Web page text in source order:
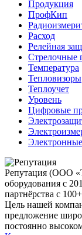
Продукция
ПрофКип
Расход
Релейная
Стрелочные
Температура
Тепловизоры
Теплоучет
Уровень
Цифровые
Репутация (ООО
оборудования с
партнёрства с
Цель нашей
предложение
постоянно